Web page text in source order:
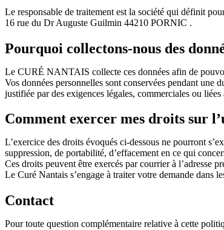
Le responsable de traitement est la société qui définit
16 rue du Dr Auguste Guilmin 44210 PORNIC .
Pourquoi collectons-nous des
Le CURÉ NANTAIS collecte ces données afin de
Vos données personnelles sont conservées pendant
justifiée par des exigences légales, commerciales ou
Comment exercer mes droits sur
L’exercice des droits évoqués ci-dessous ne pourront
suppression, de portabilité, d’effacement en ce qui
Ces droits peuvent être exercés par courrier à l’adresse
Le Curé Nantais s’engage à traiter votre demande dans
Contact
Pour toute question complémentaire relative à cette